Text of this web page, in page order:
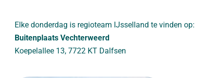
Elke donderdag is regioteam IJsselland te vinden op:
Buitenplaats Vechterweerd
Koepelallee 13, 7722 KT Dalfsen